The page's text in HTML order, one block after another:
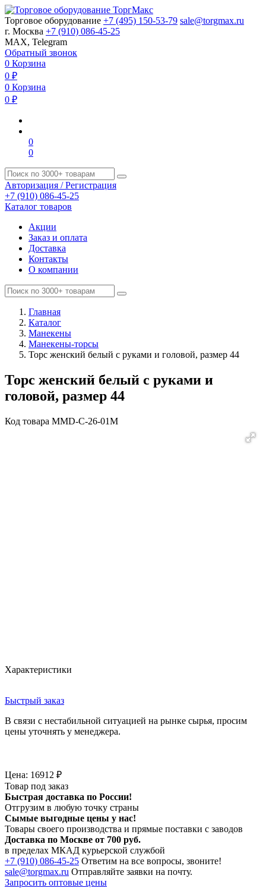
Торговое оборудование +7 (495) 150-53-79 sale@torgmax.ru
г. Москва +7 (910) 086-45-25
MAX, Telegram
Обратный звонок
0 Корзина
0 ₽
0 Корзина
0 ₽
0
0
Авторизация / Регистрация
+7 (910) 086-45-25
Каталог товаров
Акции
Заказ и оплата
Доставка
Контакты
О компании
Главная
Каталог
Манекены
Манекены-торсы
Торс женский белый с руками и головой, размер 44
Торс женский белый с руками и
головой, размер 44
Код товара MMD-C-26-01M
Характеристики
Быстрый заказ
В связи с нестабильной ситуацией на рынке сырья, просим
цены уточнять у менеджера.
Цена: 16912 ₽
Товар под заказ
Быстрая доставка по России!
Отгрузим в любую точку страны
Сымые выгодные цены у нас!
Товары своего производства и прямые поставки с заводов
Доставка по Москве от 700 руб.
в пределах МКАД курьерской службой
+7 (910) 086-45-25 Ответим на все вопросы, звоните!
sale@torgmax.ru Отправляйте заявки на почту.
Запросить оптовые цены